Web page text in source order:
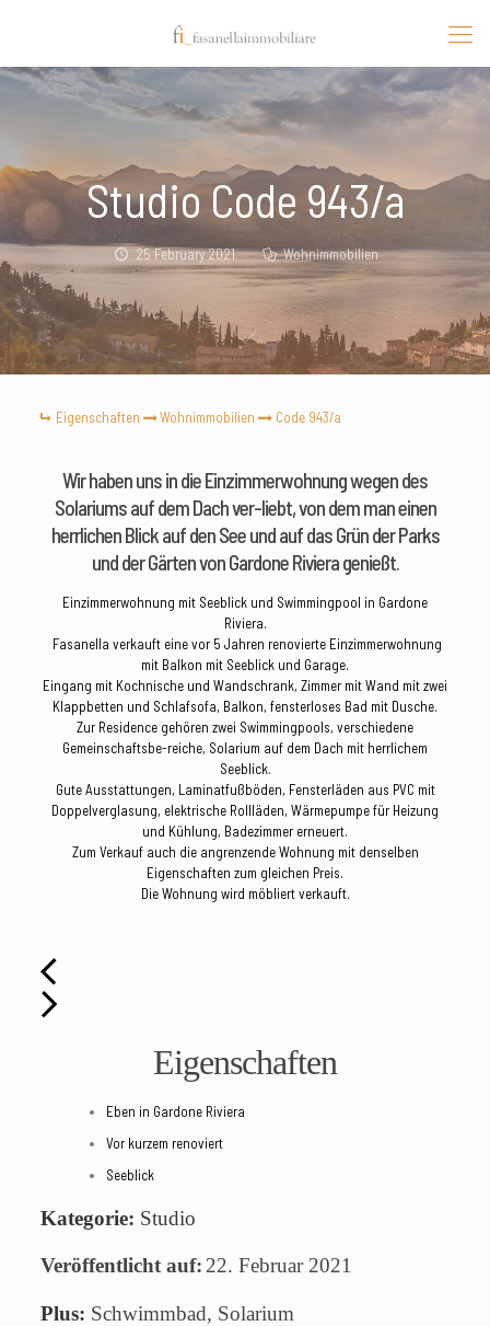
Studio Code 943/a
25 February 2021 Wohnimmobilien
Eigenschaften Wohnimmobilien Code 943/a
Wir haben uns in die Einzimmerwohnung wegen des
Solariums auf dem Dach ver-liebt, von dem man einen
herrlichen Blick auf den See und auf das Grün der Parks
und der Gärten von Gardone Riviera genießt.
Einzimmerwohnung mit Seeblick und Swimmingpool in Gardone
Riviera.
Fasanella verkauft eine vor 5 Jahren renovierte Einzimmerwohnung
mit Balkon mit Seeblick und Garage.
Eingang mit Kochnische und Wandschrank, Zimmer mit Wand mit zwei
Klappbetten und Schlafsofa, Balkon, fensterloses Bad mit Dusche.
Zur Residence gehören zwei Swimmingpools, verschiedene
Gemeinschaftsbe-reiche, Solarium auf dem Dach mit herrlichem
Seeblick.
Gute Ausstattungen, Laminatfußböden, Fensterläden aus PVC mit
Doppelverglasung, elektrische Rollläden, Wärmepumpe für Heizung
und Kühlung, Badezimmer erneuert.
Zum Verkauf auch die angrenzende Wohnung mit denselben
Eigenschaften zum gleichen Preis.
Die Wohnung wird möbliert verkauft.
Eigenschaften
Eben in Gardone Riviera
Vor kurzem renoviert
Seeblick
Kategorie: Studio
Veröffentlicht auf: 22. Februar 2021
Plus: Schwimmbad, Solarium